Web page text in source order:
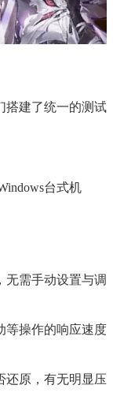
搭建了统一的测试
台式机
无需手动设置与调
等操作的响应速度
还原，有无明显压